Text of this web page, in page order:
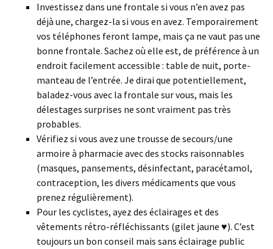
Investissez dans une frontale si vous n’en avez pas
déjà une, chargez-la si vous en avez. Temporairement
vos téléphones feront lampe, mais ça ne vaut pas une
bonne frontale. Sachez où elle est, de préférence à un
endroit facilement accessible : table de nuit, porte-
manteau de l’entrée. Je dirai que potentiellement,
baladez-vous avec la frontale sur vous, mais les
délestages surprises ne sont vraiment pas très
probables.
Vérifiez si vous avez une trousse de secours/une
armoire à pharmacie avec des stocks raisonnables
(masques, pansements, désinfectant, paracétamol,
contraception, les divers médicaments que vous
prenez régulièrement).
Pour les cyclistes, ayez des éclairages et des
vêtements rétro-réfléchissants (gilet jaune ♥). C’est
toujours un bon conseil mais sans éclairage public